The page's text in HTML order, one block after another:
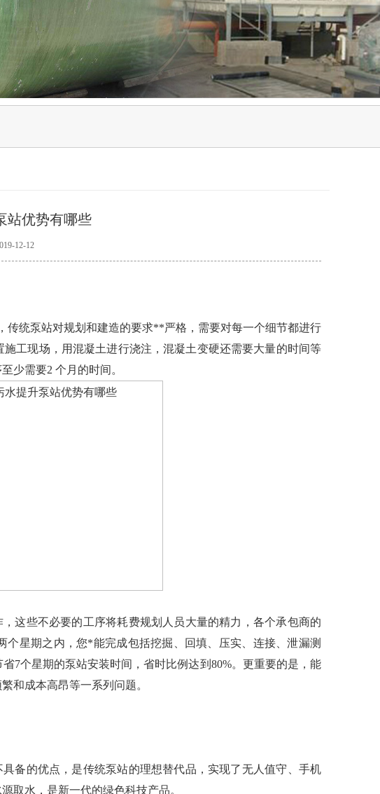
站优势有哪些
12-12
统泵站对规划和建造的要求**严格，需要对每一个细节都进行
工现场，用混凝土进行浇注，混凝土变硬还需要大量的时间等
少需要2 个月的时间。
些不必要的工序将耗费规划人员大量的精力，各个承包商的
星期之内，您*能完成包括挖掘、回填、压实、连接、泄漏测
7个星期的泵站安装时间，省时比例达到80%。更重要的是，能
和成本高昂等一系列问题。
的优点，是传统泵站的理想替代品，实现了无人值守、手机
取水，是新一代的绿色科技产品。